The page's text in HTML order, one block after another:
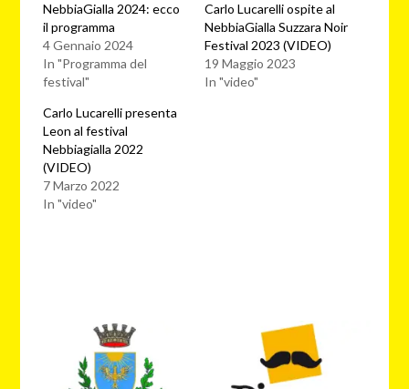
NebbiaGialla 2024: ecco
il programma
4 Gennaio 2024
In "Programma del
festival"
Carlo Lucarelli ospite al
NebbiaGialla Suzzara Noir
Festival 2023 (VIDEO)
19 Maggio 2023
In "video"
Carlo Lucarelli presenta
Leon al festival
Nebbiagialla 2022
(VIDEO)
7 Marzo 2022
In "video"